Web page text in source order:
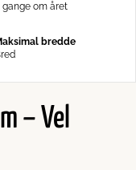
gange om året
bredde
– Vel